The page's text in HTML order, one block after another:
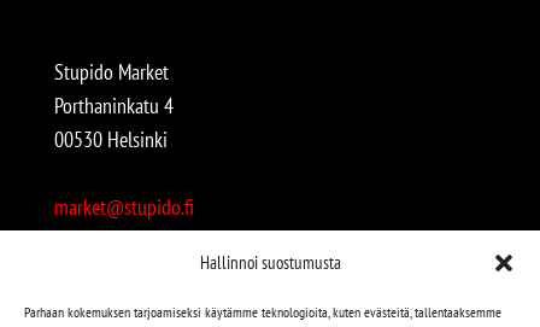
Hallinnoi suostumusta
Parhaan kokemuksen tarjoamiseksi käytämme teknologioita, kuten evästeitä, tallentaaksemme
Stupido Market
Porthaninkatu 4
00530 Helsinki
market@stupido.fi
Avoinna: